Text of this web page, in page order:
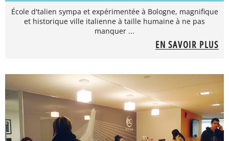
École d'talien sympa et expérimentée à Bologne, magnifique
et historique ville italienne à taille humaine à ne pas
manquer ...
EN SAVOIR PLUS